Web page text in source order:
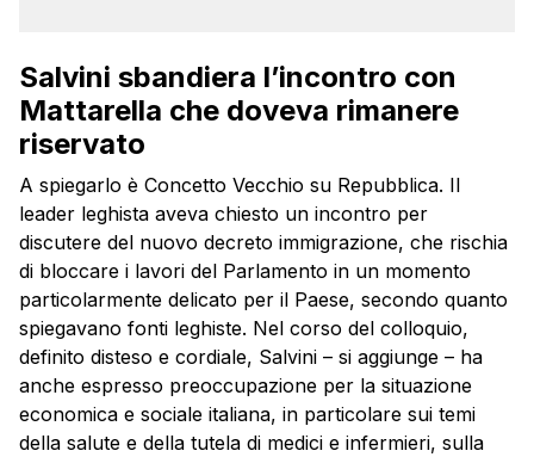
Salvini sbandiera l’incontro con
Mattarella che doveva rimanere
riservato
A spiegarlo è Concetto Vecchio su Repubblica. Il
leader leghista aveva chiesto un incontro per
discutere del nuovo decreto immigrazione, che rischia
di bloccare i lavori del Parlamento in un momento
particolarmente delicato per il Paese, secondo quanto
spiegavano fonti leghiste. Nel corso del colloquio,
definito disteso e cordiale, Salvini – si aggiunge – ha
anche espresso preoccupazione per la situazione
economica e sociale italiana, in particolare sui temi
della salute e della tutela di medici e infermieri, sulla